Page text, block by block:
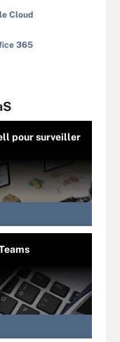
Cloud
365
pour surveiller